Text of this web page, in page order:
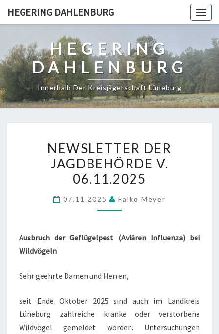
HEGERING DAHLENBURG
HEGERING
DAHLENBURG
Innerhalb Der Kreisjägerschaft Lüneburg
DER
JAGDBEHÖRDE
V.
NEWSLETTER DER
JAGDBEHÖRDE V.
06.11.2025
07.11.2025 Falko Meyer
Ausbruch der Geflügelpest (Aviären Influenza) bei
Wildvögeln
Sehr geehrte Damen und Herren,
seit Ende Oktober 2025 sind auch im Landkreis
Lüneburg zahlreiche kranke oder verstorbene
Wildvögel gemeldet worden. Untersuchungen